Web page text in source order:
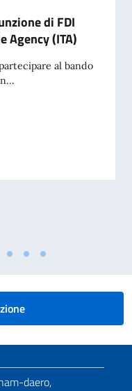
di FDI
Agency (ITA)
al bando
di FDI Analyst presso
daero,